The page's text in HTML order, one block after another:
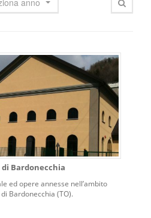
anno
Bardonecchia
ed opere annesse nell’ambito
Bardonecchia (TO).